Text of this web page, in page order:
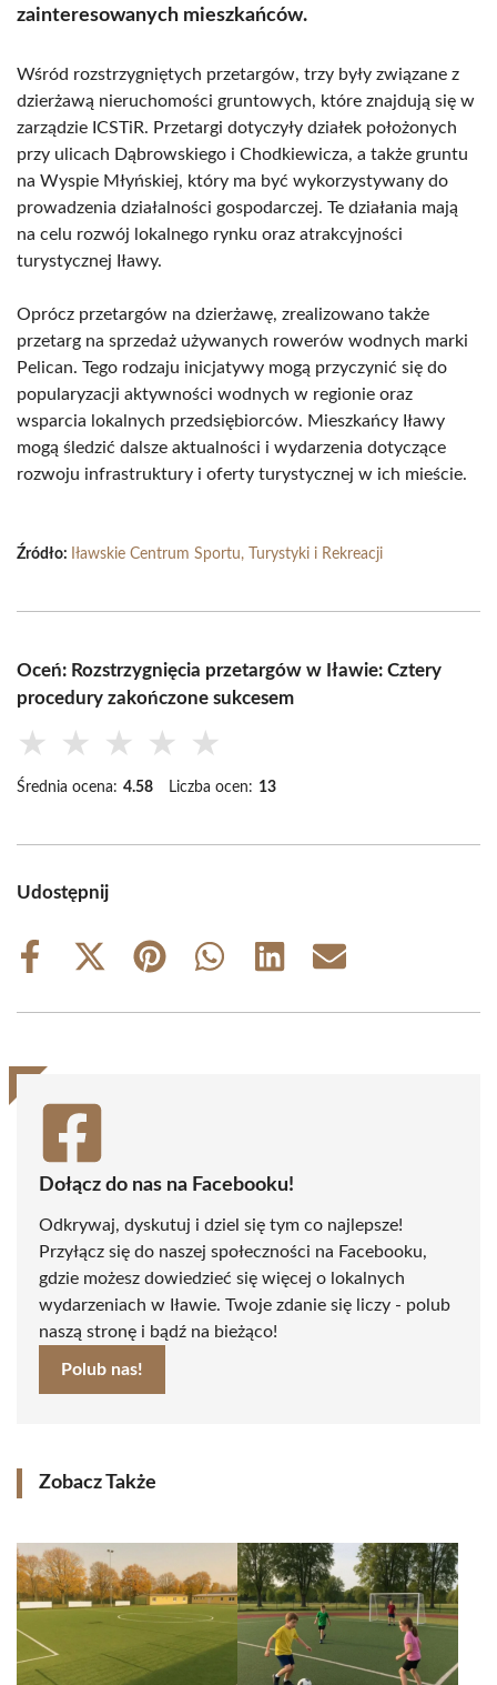
zainteresowanych mieszkańców.
Wśród rozstrzygniętych przetargów, trzy były związane z
dzierżawą nieruchomości gruntowych, które znajdują się w
zarządzie ICSTiR. Przetargi dotyczyły działek położonych
przy ulicach Dąbrowskiego i Chodkiewicza, a także gruntu
na Wyspie Młyńskiej, który ma być wykorzystywany do
prowadzenia działalności gospodarczej. Te działania mają
na celu rozwój lokalnego rynku oraz atrakcyjności
turystycznej Iławy.
Oprócz przetargów na dzierżawę, zrealizowano także
przetarg na sprzedaż używanych rowerów wodnych marki
Pelican. Tego rodzaju inicjatywy mogą przyczynić się do
popularyzacji aktywności wodnych w regionie oraz
wsparcia lokalnych przedsiębiorców. Mieszkańcy Iławy
mogą śledzić dalsze aktualności i wydarzenia dotyczące
rozwoju infrastruktury i oferty turystycznej w ich mieście.
Źródło: Iławskie Centrum Sportu, Turystyki i Rekreacji
Oceń: Rozstrzygnięcia przetargów w Iławie: Cztery
procedury zakończone sukcesem
★ ★ ★ ★ ★
Średnia ocena: 4.58 Liczba ocen: 13
Udostępnij
Share
Share
(Twitter)
Share
Share
Share
Share
Dołącz do nas na Facebooku!
Odkrywaj, dyskutuj i dziel się tym co najlepsze!
Przyłącz się do naszej społeczności na Facebooku,
gdzie możesz dowiedzieć się więcej o lokalnych
wydarzeniach w Iławie. Twoje zdanie się liczy - polub
naszą stronę i bądź na bieżąco!
Polub nas!
Zobacz Także